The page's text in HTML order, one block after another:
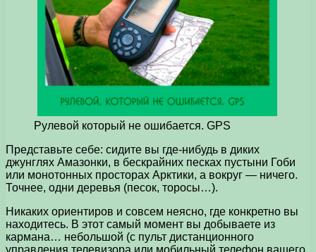
Рулевой который не ошибается. GPS
Представьте себе: сидите вы где-нибудь в диких
джунглях Амазонки, в бескрайних песках пустыни Гоби
или монотонных просторах Арктики, а вокруг — ничего.
Точнее, одни деревья (песок, торосы…).
Никаких ориентиров и совсем неясно, где конкретно вы
находитесь. В этот самый момент вы добываете из
кармана… небольшой (с пульт дистанционного
управления телевизора или мобильный телефон вашего